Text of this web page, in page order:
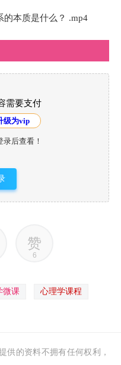
本质是什么？ .mp4
需要支付
级为vip
后查看！
赞
6
微课 心理学课程
供的资料不拥有任何权利，